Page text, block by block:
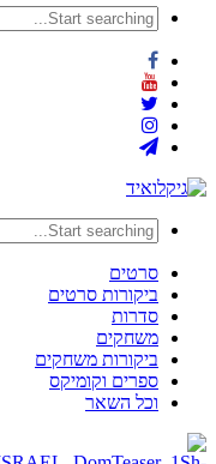
סרטים
ביקורות סרטים
סדרות
משחקים
ביקורות משחקים
ספרים וקומיקס
וכל השאר